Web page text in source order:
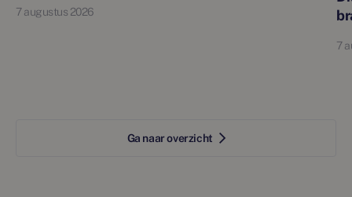
7 augustus 2026
7
Ga naar overzicht